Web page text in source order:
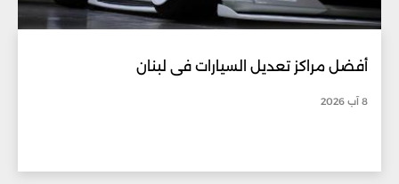
أفضل مراكز تعديل السيارات في لبنان
8 آب 2026